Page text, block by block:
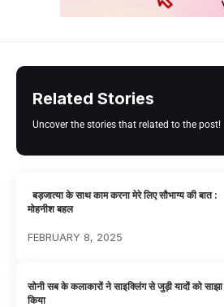
Related Stories
Uncover the stories that related to the post!
बड़जात्या के साथ काम करना मेरे लिए सौभाग्य की बात :
मोहनीश बहल
FEBRUARY 8, 2025
सोनी सब के कलाकारों ने साइक्लिंग से जुड़ी यादों को साझा
किया